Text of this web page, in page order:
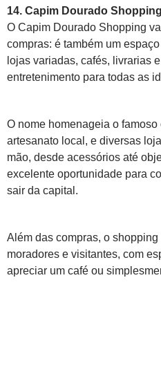
14. Capim Dourado Shopping
O Capim Dourado Shopping
compras: é também um
lojas variadas, cafés, livrarias
entretenimento para todas as
O nome homenageia o
artesanato local, e diversas
mão, desde acessórios até
excelente oportunidade para
sair da capital.
Além das compras, o
moradores e visitantes, com
apreciar um café ou